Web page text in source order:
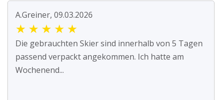
A.Greiner, 09.03.2026
★ ★ ★ ★ ★
Die gebrauchten Skier sind innerhalb von 5 Tagen
passend verpackt angekommen. Ich hatte am
Wochenend...